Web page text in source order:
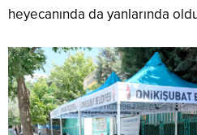
heyecanında da yanlarında